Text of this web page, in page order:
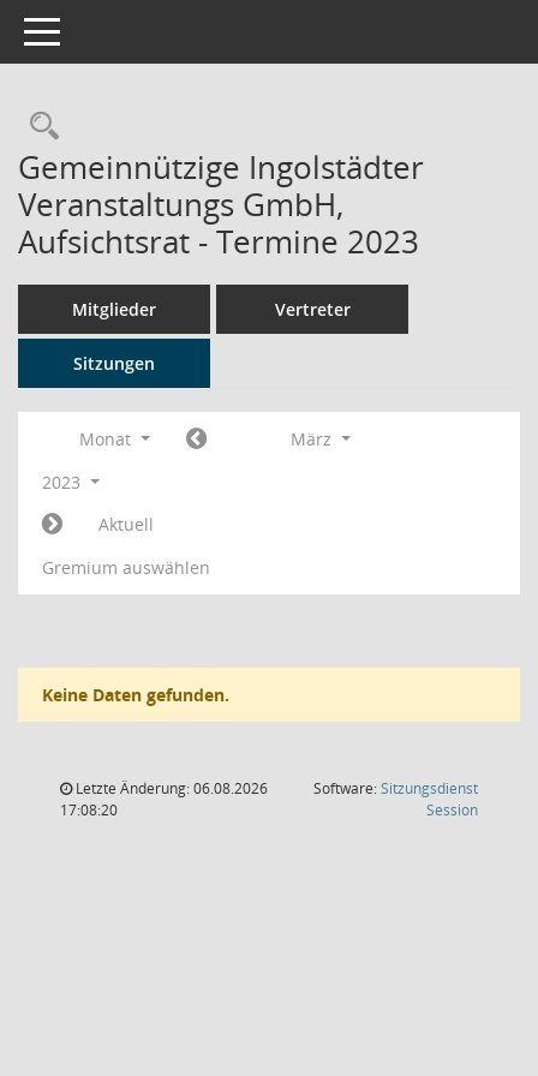
Toggle navigation
Rechercheauswahl
Gemeinnützige Ingolstädter
Veranstaltungs GmbH,
Aufsichtsrat - Termine 2023
Mitglieder Vertreter
Sitzungen
Monat
März
2023
Aktuell
Gremium auswählen
Keine Daten gefunden.
Letzte Änderung: 06.08.2026
17:08:20
Software:Sitzungsdienst
Session(Wird in